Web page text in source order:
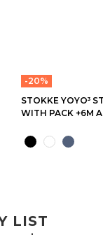
-20%
STOKKE YOYO³
WITH PACK +6M
LIST